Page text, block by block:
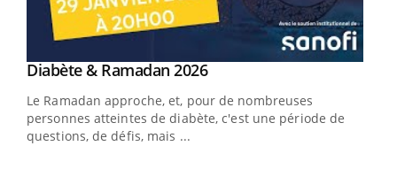
Youtube
Diabète & Ramadan 2026Youtube
Le Ramadan approche, et, pour de nombreuses
personnes atteintes de diabète, c'est une période de
questions, de défis, mais ...